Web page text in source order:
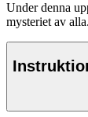
Under denna
mysteriet av